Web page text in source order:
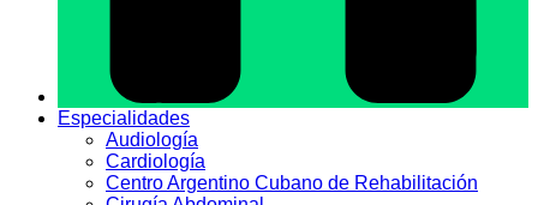
Especialidades
Audiologí­a
Cardiología
Centro Argentino Cubano de Rehabilitación